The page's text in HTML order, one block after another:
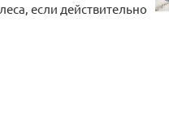
если действительно